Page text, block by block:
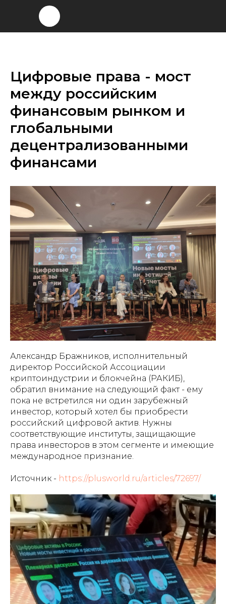
Цифровые права - мост
между российским
финансовым рынком и
глобальными
децентрализованными
финансами
Александр Бражников, исполнительный
директор Российской Ассоциации
криптоиндустрии и блокчейна (РАКИБ),
обратил внимание на следующий факт - ему
пока не встретился ни один зарубежный
инвестор, который хотел бы приобрести
российский цифровой актив. Нужны
соответствующие институты, защищающие
права инвесторов в этом сегменте и имеющие
международное признание.
Источник - https://plusworld.ru/articles/72697/